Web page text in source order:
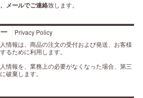
メールでご連絡致します。
Privacy Policy
情報は、商品の注文の受付および発送、お客様
るために利用します。
情報を、業務上の必要がなくなった場合、第三
破棄します。